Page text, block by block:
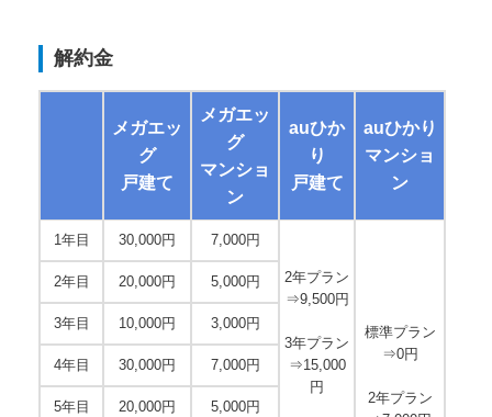
解約金
メガエッ
グ
戸建て
メガエッ
グ
マンショ
ン
auひか
り
戸建て
auひかり
マンショ
ン
1年目 30,000円 7,000円
2年プラン
⇒9,500円
3年プラン
⇒15,000
円
標準プラン
⇒0円
2年プラン
2年目 20,000円 5,000円
3年目 10,000円 3,000円
4年目 30,000円 7,000円
5年目 20,000円 5,000円